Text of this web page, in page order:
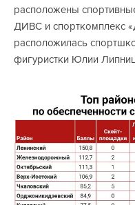
расположены
ДИВС и спорткомплекс
расположилась
фигуристки Юлии